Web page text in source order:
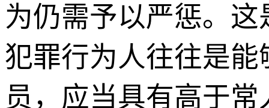
为仍需予以严惩。
犯罪行为人往往是
员，应当具有高于